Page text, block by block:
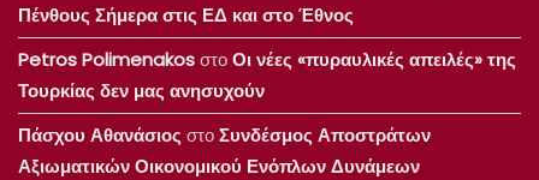
Πένθους Σήμερα στις ΕΔ και στο Έθνος
Petros PolimenakosστοΟι νέες «πυραυλικές απειλές» της
Τουρκίας δεν μας ανησυχούν
Πάσχου Αθανάσιος στοΣυνδέσμος Αποστράτων
Αξιωματικών Οικονομικού Ενόπλων Δυνάμεων